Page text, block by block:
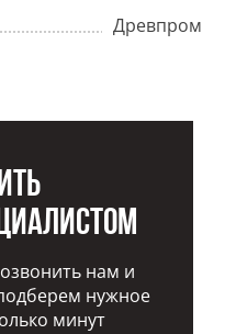
Древпром
нам и
нужное
минут